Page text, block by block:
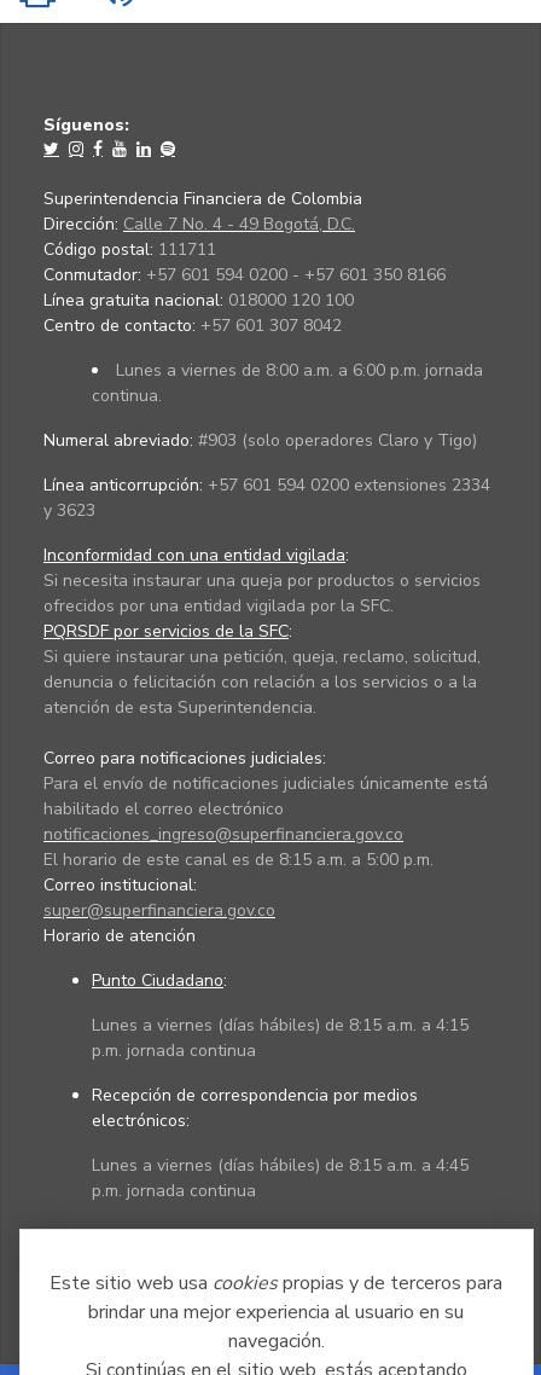
Este sitio web usa cookiespropias y de terceros para
brindar una mejor experiencia al usuario en su
navegación.
Síguenos:
Superintendencia Financiera de Colombia
Dirección: Calle 7 No. 4 - 49 Bogotá, D.C.
Código postal: 111711
Conmutador: +57 601 594 0200 - +57 601 350 8166
Línea gratuita nacional: 018000 120 100
Centro de contacto: +57 601 307 8042
Lunes a viernes de 8:00 a.m. a 6:00 p.m. jornada
continua.
Numeral abreviado: #903 (solo operadores Claro y Tigo)
Línea anticorrupción: +57 601 594 0200 extensiones 2334
y 3623
Inconformidad con una entidad vigilada:
Si necesita instaurar una queja por productos o servicios
ofrecidos por una entidad vigilada por la SFC.
PQRSDF por servicios de la SFC:
Si quiere instaurar una petición, queja, reclamo, solicitud,
denuncia o felicitación con relación a los servicios o a la
atención de esta Superintendencia.
Correo para notificaciones judiciales:
Para el envío de notificaciones judiciales únicamente está
habilitado el correo electrónico
notificaciones_ingreso@superfinanciera.gov.co
El horario de este canal es de 8:15 a.m. a 5:00 p.m.
Correo institucional:
super@superfinanciera.gov.co
Horario de atención
Punto Ciudadano:
Lunes a viernes (días hábiles) de 8:15 a.m. a 4:15
p.m. jornada continua
Recepción de correspondencia por medios
electrónicos:
Lunes a viernes (días hábiles) de 8:15 a.m. a 4:45
p.m. jornada continua